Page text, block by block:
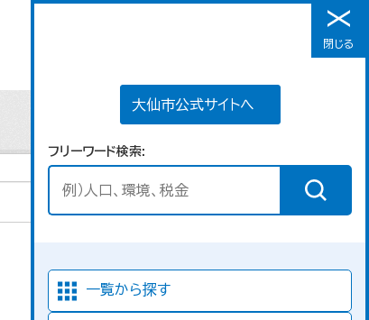
メニュー
大仙市公式サイトへ
フリーワード検索
一覧から探す
閉じる